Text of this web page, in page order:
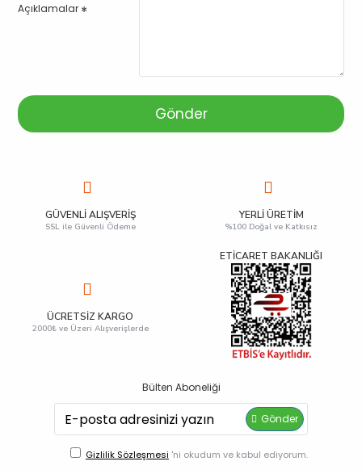
Açıklamalar
Gönder
GÜVENLI ALIŞVERIŞ
SSL ile Güvenli Ödeme
YERLI ÜRETIM
%100 Doğal ve Katkısız
ÜCRETSIZ KARGO
2000₺ ve Üzeri Alışverişlerde
ETİCARET BAKANLIĞI
Bülten Aboneliği
Gönder
Gizlilik Sözleşmesi 'ni okudum ve kabul ediyorum.